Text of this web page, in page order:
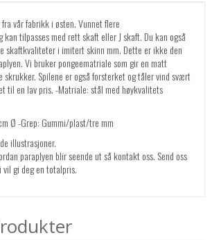
vår fabrikk i østen. Vunnet flere
kan tilpasses med rett skaft eller J skaft. Du kan også
skaftkvaliteter i imitert skinn mm. Dette er ikke den
Vi bruker pongeematriale som gir en matt
skrukker. Spilene er også forsterket og tåler vind svært
til en lav pris. -Matriale: stål med høykvalitets
Ø -Grep: Gummi/plast/tre mm
illustrasjoner.
paraplyen blir seende ut så kontakt oss. Send oss
vil gi deg en totalpris.